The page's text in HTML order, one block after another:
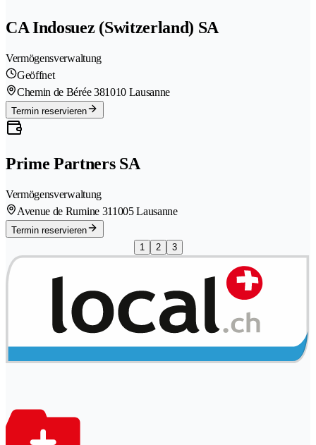
CA Indosuez (Switzerland) SA
Vermögensverwaltung
Geöffnet
Chemin de Bérée 381010 Lausanne
Termin reservieren
Prime Partners SA
Vermögensverwaltung
Avenue de Rumine 311005 Lausanne
Termin reservieren
1
2 3